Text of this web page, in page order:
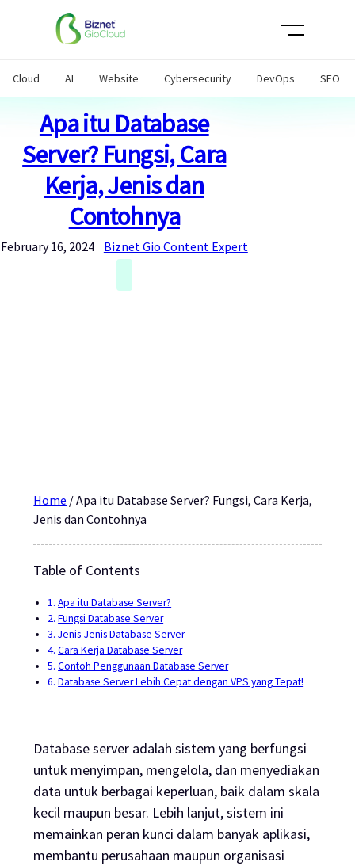
Cloud AI Website Cybersecurity DevOps SEO
Apa itu Database
Server? Fungsi, Cara
Kerja, Jenis dan
Contohnya
February 16, 2024 Biznet Gio Content Expert
Home /Apa itu Database Server? Fungsi, Cara Kerja,
Jenis dan Contohnya
Table of Contents
Apa itu Database Server?
Fungsi Database Server
Jenis-Jenis Database Server
Cara Kerja Database Server
Contoh Penggunaan Database Server
Database Server Lebih Cepat dengan VPS yang Tepat!
Database server adalah sistem yang berfungsi
untuk menyimpan, mengelola, dan menyediakan
data untuk berbagai keperluan, baik dalam skala
kecil maupun besar. Lebih lanjut, sistem ini
memainkan peran kunci dalam banyak aplikasi,
membantu perusahaan maupun organisasi